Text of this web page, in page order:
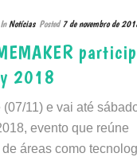
In Notícias Posted 7 de novembro de
2018
11) e vai até
evento que reúne
áreas como